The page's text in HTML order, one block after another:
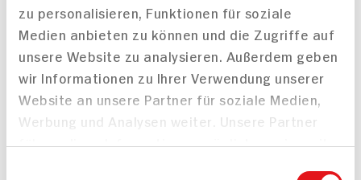
zu personalisieren, Funktionen für soziale
Medien anbieten zu können und die Zugriffe auf
unsere Website zu analysieren. Außerdem geben
wir Informationen zu Ihrer Verwendung unserer
Website an unsere Partner für soziale Medien,
Werbung und Analysen weiter. Unsere Partner
führen diese Informationen möglicherweise mit
Leicht
Vegetarisch
Mittel
Vegan